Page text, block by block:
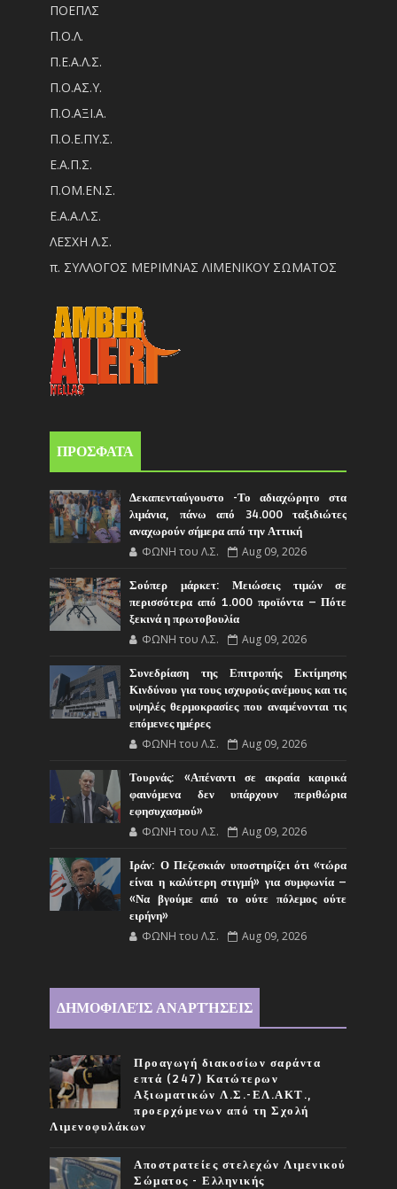
ΠΟΕΠΛΣ
Π.Ο.Λ.
Π.Ε.Α.Λ.Σ.
Π.Ο.ΑΣ.Υ.
Π.Ο.ΑΞΙ.Α.
Π.Ο.Ε.ΠΥ.Σ.
Ε.Α.Π.Σ.
Π.ΟM.EN.Σ.
Ε.Α.Α.Λ.Σ.
ΛΕΣΧΗ Λ.Σ.
π. ΣΥΛΛΟΓΟΣ ΜΕΡΙΜΝΑΣ ΛΙΜΕΝΙΚΟΥ ΣΩΜΑΤΟΣ
ΠΡΟΣΦΑΤΑ
Δεκαπενταύγουστο -Το αδιαχώρητο στα
λιμάνια, πάνω από 34.000 ταξιδιώτες
αναχωρούν σήμερα από την Αττική
ΦΩΝΗ του Λ.Σ. Aug 09, 2026
Σούπερ μάρκετ: Μειώσεις τιμών σε
περισσότερα από 1.000 προϊόντα – Πότε
ξεκινά η πρωτοβουλία
ΦΩΝΗ του Λ.Σ. Aug 09, 2026
Συνεδρίαση της Επιτροπής Εκτίμησης
Κινδύνου για τους ισχυρούς ανέμους και τις
υψηλές θερμοκρασίες που αναμένονται τις
επόμενες ημέρες
ΦΩΝΗ του Λ.Σ. Aug 09, 2026
Τουρνάς: «Απέναντι σε ακραία καιρικά
φαινόμενα δεν υπάρχουν περιθώρια
εφησυχασμού»
ΦΩΝΗ του Λ.Σ. Aug 09, 2026
Ιράν: Ο Πεζεσκιάν υποστηρίζει ότι «τώρα
είναι η καλύτερη στιγμή» για συμφωνία –
«Να βγούμε από το ούτε πόλεμος ούτε
ειρήνη»
ΦΩΝΗ του Λ.Σ. Aug 09, 2026
ΔΗΜΟΦΙΛΕΊΣ ΑΝΑΡΤΉΣΕΙΣ
Προαγωγή διακοσίων σαράντα
επτά (247) Κατώτερων
Αξιωματικών Λ.Σ.-ΕΛ.ΑΚΤ.,
προερχόμενων από τη Σχολή
Λιμενοφυλάκων
Αποστρατείες στελεχών Λιμενικού
Σώματος - Ελληνικής